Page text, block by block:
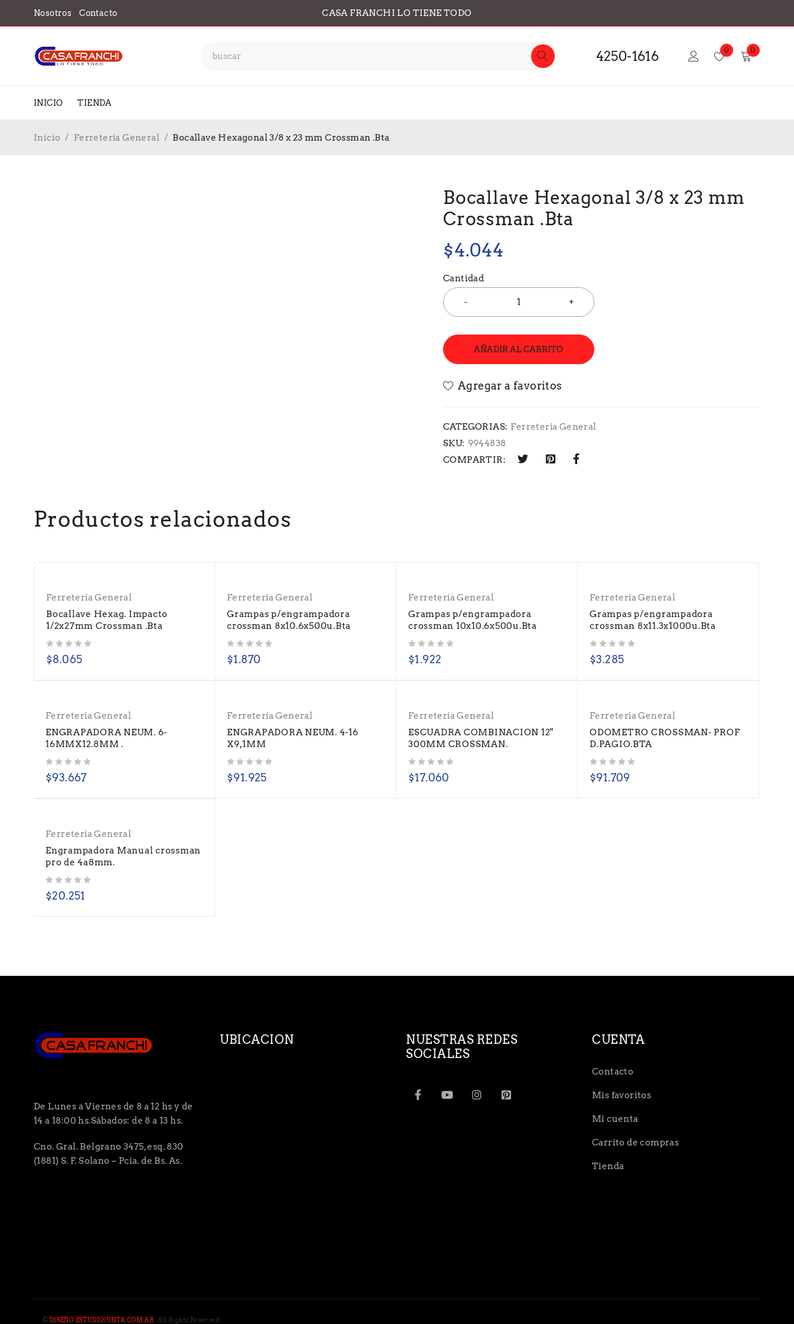
Nosotros Contacto CASA FRANCHI LO TIENE TODO
4250-1616 0 0
INICIO TIENDA
Inicio / Ferretería General / Bocallave Hexagonal 3/8 x 23 mm Crossman .Bta
Bocallave Hexagonal 3/8 x 23 mm
Crossman .Bta
$4.044
Cantidad
AÑADIR AL CARRITO
CATEGORIAS: Ferretería General
SKU: 9944838
COMPARTIR:
Productos relacionados
Ferretería General
Bocallave Hexag. Impacto
1/2x27mm Crossman .Bta
$8.065
Ferretería General
Grampas p/engrampadora
crossman 8x10.6x500u.Bta
$1.870
Ferretería General
Grampas p/engrampadora
crossman 10x10.6x500u.Bta
$1.922
Ferretería General
Grampas p/engrampadora
crossman 8x11.3x1000u.Bta
$3.285
Ferretería General
ENGRAPADORA NEUM. 6-
16MMX12.8MM .
$93.667
Ferretería General
ENGRAPADORA NEUM. 4-16
X9,1MM
$91.925
Ferretería General
ESCUADRA COMBINACION 12"
300MM CROSSMAN.
$17.060
Ferretería General
ODOMETRO CROSSMAN- PROF
D.PAGIO.BTA
$91.709
Ferretería General
Engrampadora Manual crossman
pro de 4a8mm.
$20.251
De Lunes a Viernes de 8 a 12 hs y de
14 a 18:00 hs.Sábados: de 8 a 13 hs.
Cno. Gral. Belgrano 3475, esq. 830
(1881) S. F. Solano – Pcia. de Bs. As.
UBICACION
NUESTRAS REDES
SOCIALES
CUENTA
Contacto
Mis favoritos
Mi cuenta
Carrito de compras
Tienda
© DISEÑO ESTUDIOJUNTA.COM.AR . All Rights Reserved.